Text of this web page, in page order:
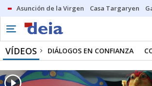
Asunción de la Virgen Casa Targaryen
VÍDEOS DIÁLOGOS EN CONFIANZA